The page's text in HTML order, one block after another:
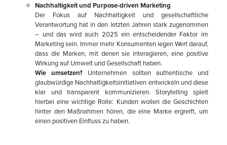
Nachhaltigkeit und Purpose-driven Marketing
Der Fokus auf Nachhaltigkeit und gesellschaftliche
Verantwortung hat in den letzten Jahren stark zugenommen
– und das wird auch 2025 ein entscheidender Faktor im
Marketing sein. Immer mehr Konsumenten legen Wert darauf,
dass die Marken, mit denen sie interagieren, eine positive
Wirkung auf Umwelt und Gesellschaft haben.
Wie umsetzen? Unternehmen sollten authentische und
glaubwürdige Nachhaltigkeitsinitiativen entwickeln und diese
klar und transparent kommunizieren. Storytelling spielt
hierbei eine wichtige Rolle: Kunden wollen die Geschichten
hinter den Maßnahmen hören, die eine Marke ergreift, um
einen positiven Einfluss zu haben.